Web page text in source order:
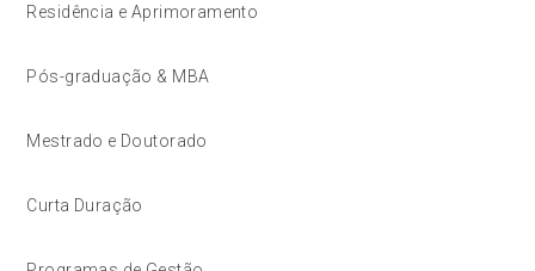
Residência e Aprimoramento
Pós-graduação & MBA
Mestrado e Doutorado
Curta Duração